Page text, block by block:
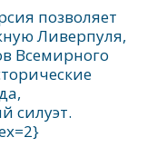
позволяет
Ливерпуля,
Всемирного
силуэт.